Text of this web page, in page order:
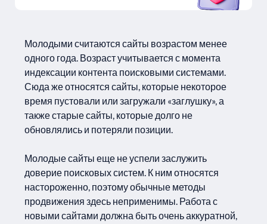
Молодыми считаются сайты возрастом менее
одного года. Возраст учитывается с момента
индексации контента поисковыми системами.
Сюда же относятся сайты, которые некоторое
время пустовали или загружали «заглушку», а
также старые сайты, которые долго не
обновлялись и потеряли позиции.
Молодые сайты еще не успели заслужить
доверие поисковых систем. К ним относятся
настороженно, поэтому обычные методы
продвижения здесь неприменимы. Работа с
новыми сайтами должна быть очень аккуратной,